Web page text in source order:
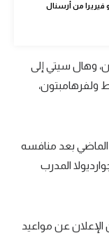
فيريرا من أرسنال
وهال سيتي إلى
ولفرهامبتون،
الماضي بعد منافسه
المدرب
عن مواعيد